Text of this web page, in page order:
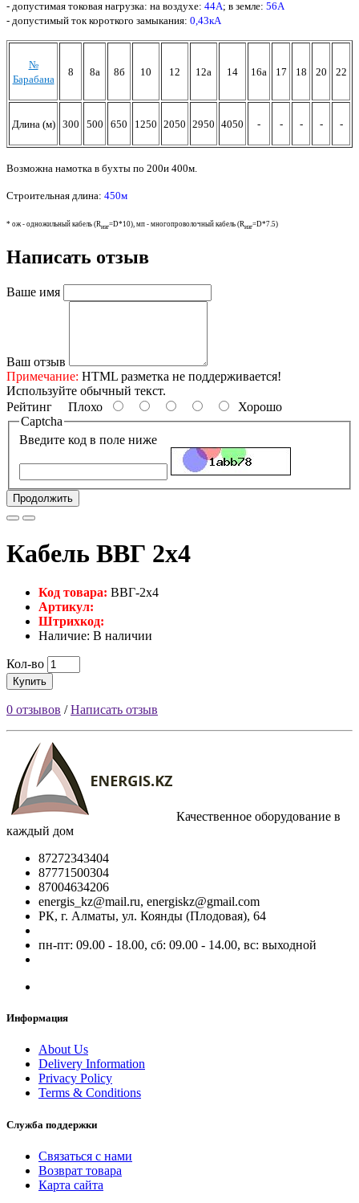
- допустимая токовая нагрузка: на воздухе: 44А; в земле: 56А
- допустимый ток короткого замыкания: 0,43кА
№
Барабана
8 8а 8б 10 12 12а 14 16а 17 18 20 22
Длина (м) 300 500 650 1250 2050 2950 4050 - - - - -
Возможна намотка в бухты по 200и 400м.
Строительная длина: 450м
* ож - одножильный кабель (Rизг=D*10), мп - многопроволочный кабель (Rизг=D*7.5)
Написать отзыв
Ваше имя
Ваш отзыв
Примечание: HTML разметка не поддерживается!
Используйте обычный текст.
Рейтинг Плохо
Хорошо
Captcha
Введите код в поле ниже
Продолжить
Кабель ВВГ 2х4
Код товара: ВВГ-2х4
Артикул:
Штрихкод:
Наличие: В наличии
Кол-во
Купить
0 отзывов /Написать отзыв
Качественное оборудование в
каждый дом
87272343404
87771500304
87004634206
energis_kz@mail.ru, energiskz@gmail.com
РК, г. Алматы, ул. Коянды (Плодовая), 64
пн-пт: 09.00 - 18.00, сб: 09.00 - 14.00, вс: выходной
Информация
About Us
Delivery Information
Privacy Policy
Terms & Conditions
Служба поддержки
Связаться с нами
Возврат товара
Карта сайта